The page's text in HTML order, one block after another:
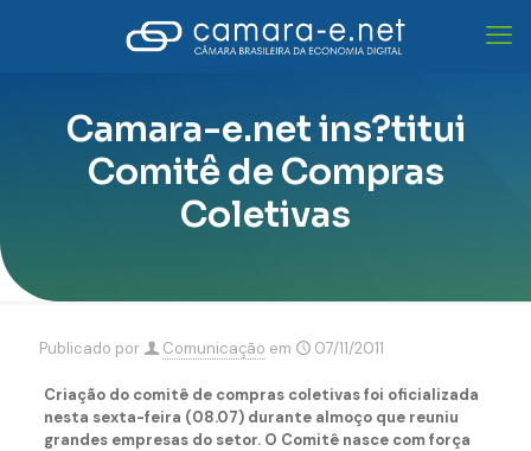
Camara-e.net ins?titui
Comitê de Compras
Coletivas
Publicado por Comunicação em 07/11/2011
Criação do comitê de compras coletivas foi oficializada
nesta sexta-feira (08.07) durante almoço que reuniu
grandes empresas do setor. O Comitê nasce com força